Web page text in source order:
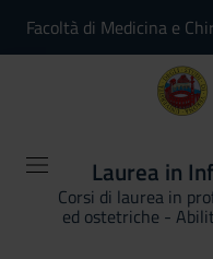
Facoltà di Medicina e
Laurea in
Corsi di laurea in
ed ostetriche -